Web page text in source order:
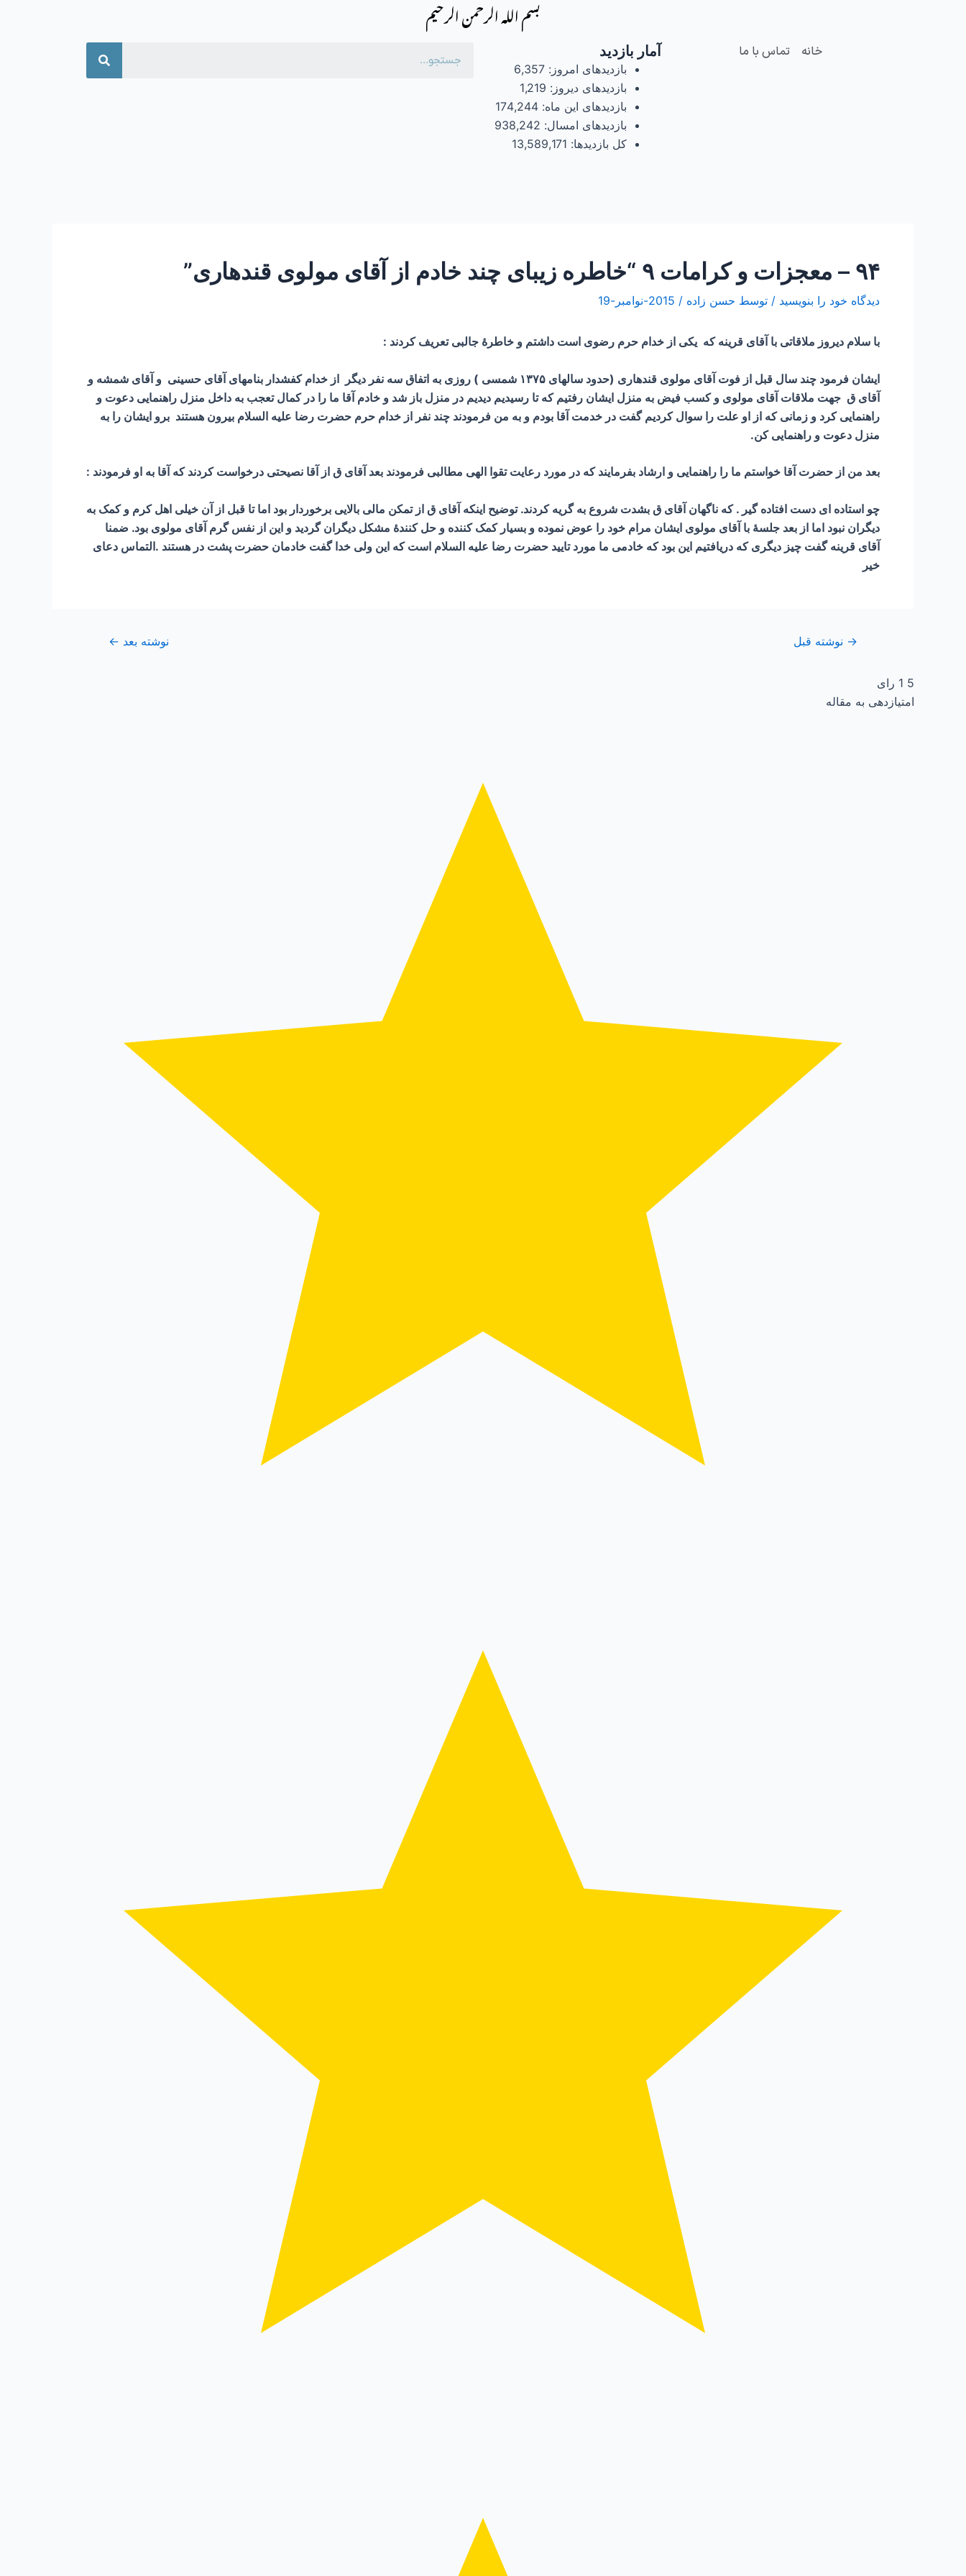
بسم الله الرحمن الرحیم
خانه تماس با ما آمار بازدید
بازدیدهای امروز:6,357
بازدیدهای دیروز: 1,219
بازدیدهای این ماه:174,244
بازدیدهای امسال: 938,242
کل بازدیدها: 13,589,171
جستجو
۹۴ – معجزات و کرامات ۹ “خاطره زیبای چند خادم از آقای مولوی قندهاری”
دیدگاه‌ خود را بنویسید / توسط حسن زاده / 2015-نوامبر-19
با سلام دیروز ملاقاتی با آقای قرینه که یکی از خدام حرم رضوی است داشتم و خاطرۀ جالبی تعریف کردند :
ایشان فرمود چند سال قبل از فوت آقای مولوی قندهاری (حدود سالهای ۱۳۷۵ شمسی ) روزی به اتفاق سه نفر دیگر از خدام کفشدار بنامهای آقای حسینی و آقای شمشه و
آقای ق جهت ملاقات آقای مولوی و کسب فیض به منزل ایشان رفتیم که تا رسیدیم دیدیم در منزل باز شد و خادم آقا ما را در کمال تعجب به داخل منزل راهنمایی دعوت و
راهنمایی کرد و زمانی که از او علت را سوال کردیم گفت در خدمت آقا بودم و به من فرمودند چند نفر از خدام حرم حضرت رضا علیه السلام بیرون هستند برو ایشان را به
منزل دعوت و راهنمایی کن.
بعد من از حضرت آقا خواستم ما را راهنمایی و ارشاد بفرمایند که در مورد رعایت تقوا الهی مطالبی فرمودند بعد آقای ق از آقا نصیحتی درخواست کردند که آقا به او فرمودند :
چو استاده ای دست افتاده گیر . که ناگهان آقای ق بشدت شروع به گریه کردند. توضیح اینکه آقای ق از تمکن مالی بالایی برخوردار بود اما تا قبل از آن خیلی اهل کرم و کمک به
دیگران نبود اما از بعد جلسۀ با آقای مولوی ایشان مرام خود را عوض نموده و بسیار کمک کننده و حل کنندۀ مشکل دیگران گردید و این از نفس گرم آقای مولوی بود. ضمنا
آقای قرینه گفت چیز دیگری که دریافتیم این بود که خادمی ما مورد تایید حضرت رضا علیه السلام است که این ولی خدا گفت خادمان حضرت پشت در هستند .التماس دعای
خیر
→ نوشته قبل نوشته بعد ←
5
1 رای
امتیازدهی به مقاله